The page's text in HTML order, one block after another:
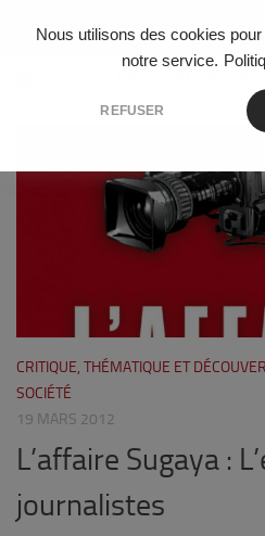
Nous utilisons des cookies
notre service.
REFUSER
Skip to content
CRITIQUE, THÉMATIQUE ET
SOCIÉTÉ
19 MARS 2012
L’affaire Sugaya :
journalistes